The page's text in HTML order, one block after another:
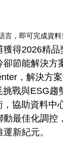
言，即可完成資
獲得2026精
節能解決
，解決方
戰與ESG
協助資料中
最佳化調控
新紀元。